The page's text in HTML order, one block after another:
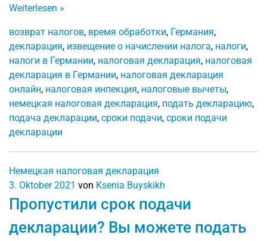
Weiterlesen »
возврат налогов, время обработки, Германия,
декларация, извещение о начислении налога, налоги,
налоги в Германии, налоговая декларация, налоговая
декларация в Германии, налоговая декларация
онлайн, налоговая инпекция, налоговые вычеты,
немецкая налоговая декларация, подать декларацию,
подача декларации, сроки подачи, сроки подачи
декларации
Немецкая налоговая декларация
3. Oktober 2021 von Ksenia Buyskikh
Пропустили срок подачи
декларации? Вы можете подать